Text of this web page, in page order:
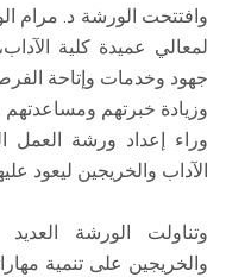
وافتتحت الورشة د. مرام
لمعالي عميدة كلية
جهود وخدمات وإتاحة
وزيادة خبرتهم
وراء إعداد ورشة العمل
الآداب والخريجين ليعود
وتناولت الورشة
والخريجين على تنمية